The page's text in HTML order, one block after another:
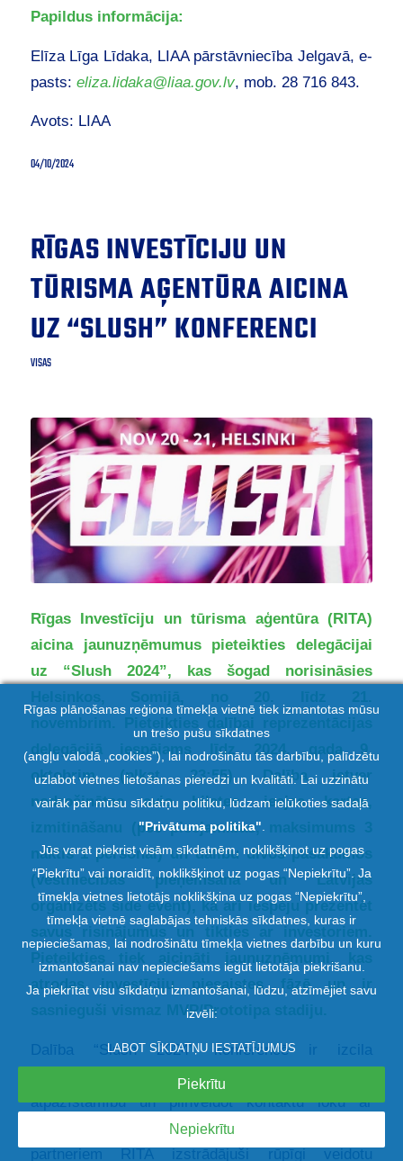
Papildus informācija:
Elīza Līga Līdaka, LIAA pārstāvniecība Jelgavā, e-
pasts: eliza.lidaka@liaa.gov.lv, mob. 28 716 843.
Avots: LIAA
04/10/2024
RĪGAS INVESTĪCIJU UN
TŪRISMA AĢENTŪRA AICINA
UZ “SLUSH” KONFERENCI
VISAS
Rīgas Investīciju un tūrisma aģentūra (RITA)
aicina jaunuzņēmumus pieteikties delegācijai
uz “Slush 2024”, kas šogad norisināsies
novembrim. Pieteikties dalībai reprezentācijas
delegācijā iespējams līdz 2024. gada 9.
oktobrim (plkst. 23:55). Dalība ietver
nodrošinātas avio biļetes, ieejas kartes,
izmitināšanu (pēc pieejamības, maksimums 3
naktis 1 personai) un dalību divos pasākumos
(vēstniecības pieņemšana un Latvijas
organizēts side event), kā arī iespēju prezentēt
savus risinājumus un tikties ar investoriem.
atrodas investīciju piesaistes fāzē un ir
sasnieguši vismaz MVP/Prototipa stadiju.
Dalība “Slush 2024” konferencē ir izcila
iespēja jaunuzņēmumam iegūt plašāku
atpazīstamību un pilnveidot kontaktu loku ar
nozīmīgiem nozares pārstāvjiem. Sadarbībā ar
partneriem RITA izstrādājuši rūpīgi veidotu
Rīgas plānošanas reģiona tīmekļa vietnē tiek izmantotas mūsu
un trešo pušu sīkdatnes
(angļu valodā „cookies”), lai nodrošinātu tās darbību, palīdzētu
uzlabot vietnes lietošanas pieredzi un kvalitāti. Lai uzzinātu
vairāk par mūsu sīkdatņu politiku, lūdzam ielūkoties sadaļā
"Privātuma politika"
Jūs varat piekrist visām sīkdatnēm, noklikšķinot uz pogas
“Piekrītu” vai noraidīt, noklikšķinot uz pogas “Nepiekrītu”. Ja
tīmekļa vietnes lietotājs noklikšķina uz pogas “Nepiekrītu”,
tīmekļa vietnē saglabājas tehniskās sīkdatnes, kuras ir
nepieciešamas, lai nodrošinātu tīmekļa vietnes darbību un kuru
izmantošanai nav nepieciešams iegūt lietotāja piekrišanu.
Ja piekrītat visu sīkdatņu izmantošanai, lūdzu, atzīmējiet savu
izvēli:
LABOT SĪKDATŅU IESTATĪJUMUS
Piekrītu
Nepiekrītu